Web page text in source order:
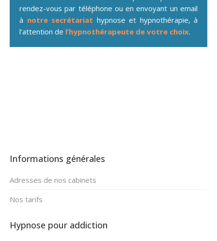
rendez-vous par téléphone ou en envoyant un email
à notre secrétariat hypnose et hypnothérapie, à
l’attention de l’hypnothérapeute de votre choix.
Informations générales
Adresses de nos cabinets
Nos tarifs
Hypnose pour addiction